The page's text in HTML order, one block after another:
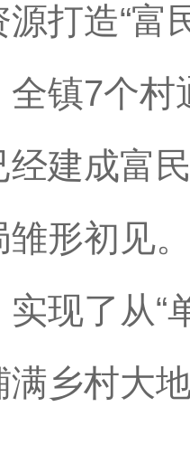
源打造“富
全镇7个
经建成富
雏形初见
现了从“
满乡村大